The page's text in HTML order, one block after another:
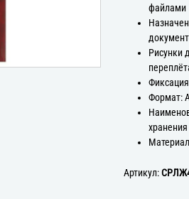
файлами
Рисунки
Формат:
Артикул: